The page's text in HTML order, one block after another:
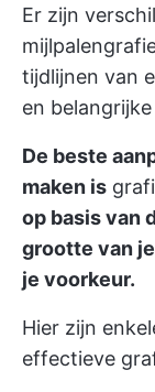
Er zijn
tijdlijnen van
en
De beste
maken is
op basis van
grootte van
je voorkeur.
Hier zijn
effectieve